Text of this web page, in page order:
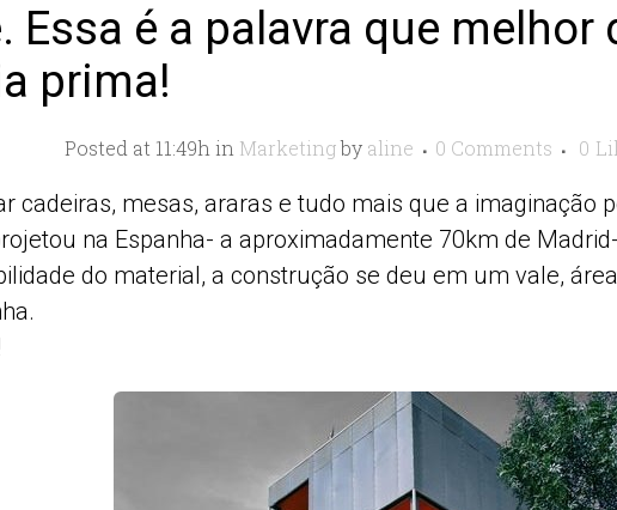
Essa é a palavra que melhor
prima!
Posted at 11:49hin Marketingby aline 0 Comments 0
cadeiras, mesas, araras e tudo mais que a imaginação
na Espanha- a aproximadamente 70km de
do material, a construção se deu em um vale,